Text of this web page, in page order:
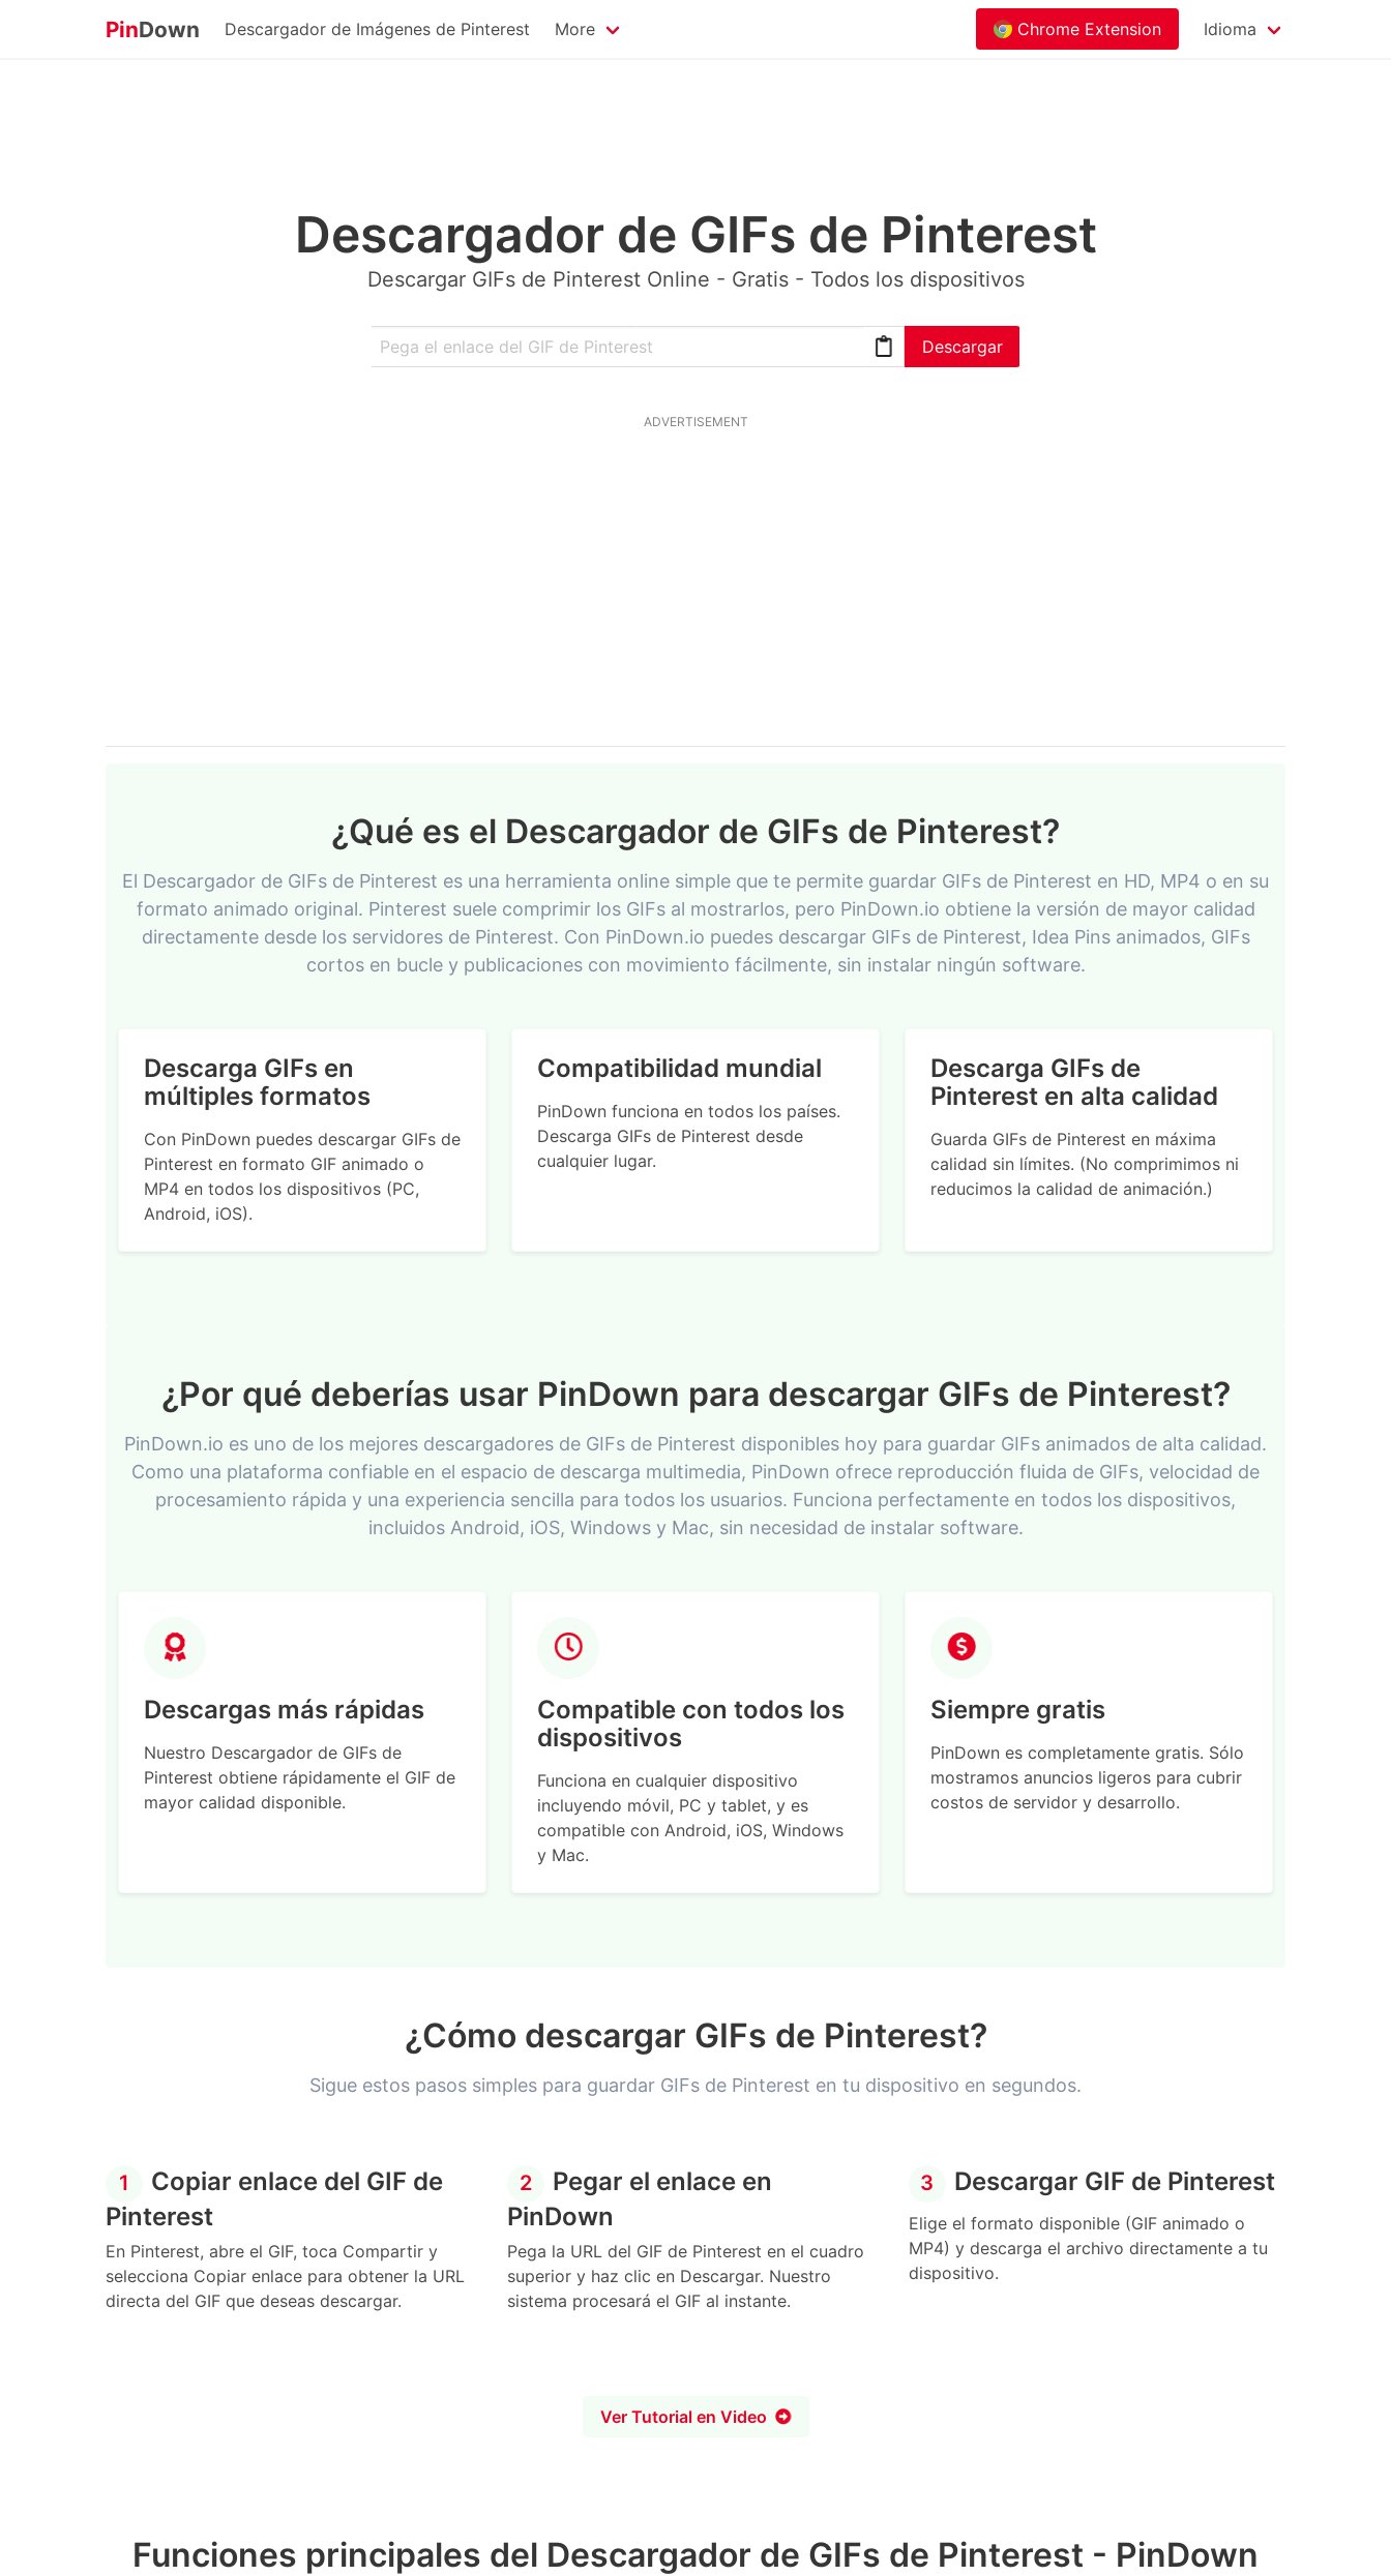
PinDown Descargador de Imágenes de Pinterest More Chrome Extension Idioma
Descargador de GIFs de Pinterest
Descargar GIFs de Pinterest Online - Gratis - Todos los dispositivos
Descargar
ADVERTISEMENT
¿Qué es el Descargador de GIFs de Pinterest?
El Descargador de GIFs de Pinterest es una herramienta online simple que te permite guardar GIFs de Pinterest en HD, MP4 o en su
formato animado original. Pinterest suele comprimir los GIFs al mostrarlos, pero PinDown.io obtiene la versión de mayor calidad
directamente desde los servidores de Pinterest. Con PinDown.io puedes descargar GIFs de Pinterest, Idea Pins animados, GIFs
cortos en bucle y publicaciones con movimiento fácilmente, sin instalar ningún software.
Descarga GIFs en
múltiples formatos
Con PinDown puedes descargar GIFs de
Pinterest en formato GIF animado o
MP4 en todos los dispositivos (PC,
Android, iOS).
Compatibilidad mundial
PinDown funciona en todos los países.
Descarga GIFs de Pinterest desde
cualquier lugar.
Descarga GIFs de
Pinterest en alta calidad
Guarda GIFs de Pinterest en máxima
calidad sin límites. (No comprimimos ni
reducimos la calidad de animación.)
¿Por qué deberías usar PinDown para descargar GIFs de Pinterest?
PinDown.io es uno de los mejores descargadores de GIFs de Pinterest disponibles hoy para guardar GIFs animados de alta calidad.
Como una plataforma confiable en el espacio de descarga multimedia, PinDown ofrece reproducción fluida de GIFs, velocidad de
procesamiento rápida y una experiencia sencilla para todos los usuarios. Funciona perfectamente en todos los dispositivos,
incluidos Android, iOS, Windows y Mac, sin necesidad de instalar software.
Descargas más rápidas
Nuestro Descargador de GIFs de
Pinterest obtiene rápidamente el GIF de
mayor calidad disponible.
Compatible con todos los
dispositivos
Funciona en cualquier dispositivo
incluyendo móvil, PC y tablet, y es
compatible con Android, iOS, Windows
y Mac.
Siempre gratis
PinDown es completamente gratis. Sólo
mostramos anuncios ligeros para cubrir
costos de servidor y desarrollo.
¿Cómo descargar GIFs de Pinterest?
Sigue estos pasos simples para guardar GIFs de Pinterest en tu dispositivo en segundos.
1
Copiar enlace del GIF de
Pinterest
En Pinterest, abre el GIF, toca Compartir y
selecciona Copiar enlace para obtener la URL
directa del GIF que deseas descargar.
2
Pegar el enlace en
PinDown
Pega la URL del GIF de Pinterest en el cuadro
superior y haz clic en Descargar. Nuestro
sistema procesará el GIF al instante.
3 Descargar GIF de Pinterest
Elige el formato disponible (GIF animado o
MP4) y descarga el archivo directamente a tu
dispositivo.
Ver Tutorial en Video
Funciones principales del Descargador de GIFs de Pinterest - PinDown